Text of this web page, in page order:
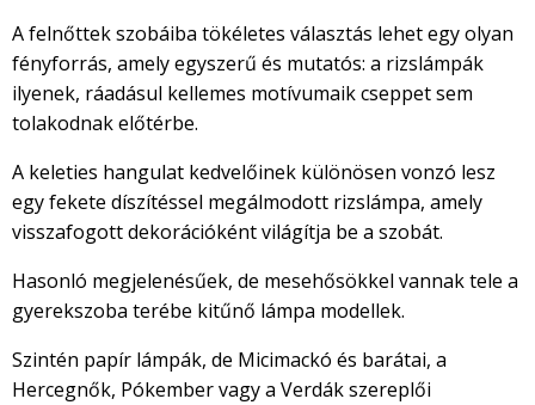
A felnőttek szobáiba tökéletes választás lehet egy olyan
fényforrás, amely egyszerű és mutatós: a rizslámpák
ilyenek, ráadásul kellemes motívumaik cseppet sem
tolakodnak előtérbe.
A keleties hangulat kedvelőinek különösen vonzó lesz
egy fekete díszítéssel megálmodott rizslámpa, amely
visszafogott dekorációként világítja be a szobát.
Hasonló megjelenésűek, de mesehősökkel vannak tele a
gyerekszoba terébe kitűnő lámpa modellek.
Szintén papír lámpák, de Micimackó és barátai, a
Hercegnők, Pókember vagy a Verdák szereplői